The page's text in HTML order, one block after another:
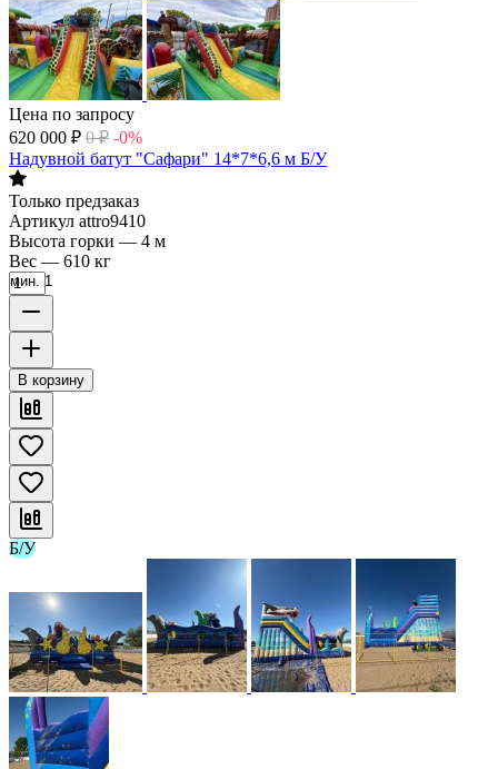
Цена по запросу
620 000 ₽ 0 ₽ -0%
Надувной батут "Сафари" 14*7*6,6 м Б/У
Только предзаказ
Артикул attro9410
Высота горки — 4 м
Вес — 610 кг
мин. 1
В корзину
Б/У